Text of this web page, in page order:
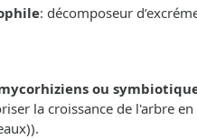
: décomposeur
ou
la croissance de l'arbre